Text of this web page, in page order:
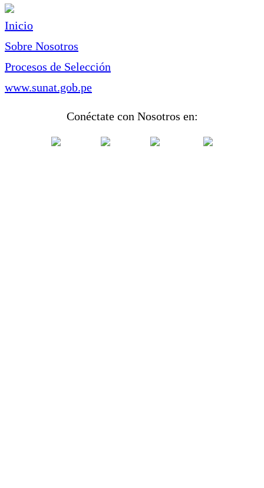
Inicio
Sobre Nosotros
Procesos de Selección
www.sunat.gob.pe
Conéctate con Nosotros en: